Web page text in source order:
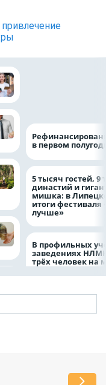
в первом
5 тысяч гостей, 9
династий и
мишка: в
итоги фестиваля
лучше»
В профильных
заведениях
трёх человек на